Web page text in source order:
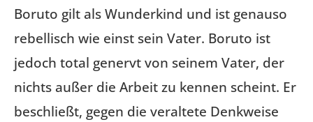
Boruto gilt als Wunderkind und ist genauso
rebellisch wie einst sein Vater. Boruto ist
jedoch total genervt von seinem Vater, der
nichts außer die Arbeit zu kennen scheint. Er
beschließt, gegen die veraltete Denkweise